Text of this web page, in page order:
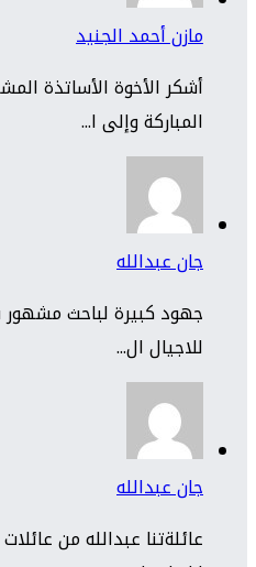
مازن أحمد الجنيد
أشكر الأخوة الأساتذة
المباركة وإلى ا...
جان عبدالله
جهود كبيرة لباحث مشهور
للاجيال ال...
جان عبدالله
عائلةتنا عبدالله من